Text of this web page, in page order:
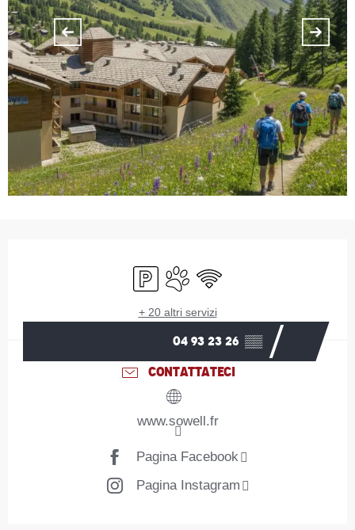
ParcheggioAnimali ammessi
Wi-Fi
+ 20 altri servizi
04 93 23 26 ▒▒
CONTATTATECI
www.sowell.fr
Pagina Facebook
Pagina Instagram